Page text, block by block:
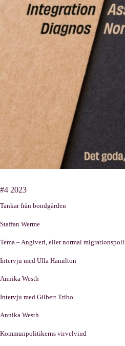
#4 2023
Tankar från
Staffan Werme
Tema – Angiveri, eller normal
Intervju med Ulla
Annika Westh
Intervju med
Annika Westh
Kommunpolitikerns